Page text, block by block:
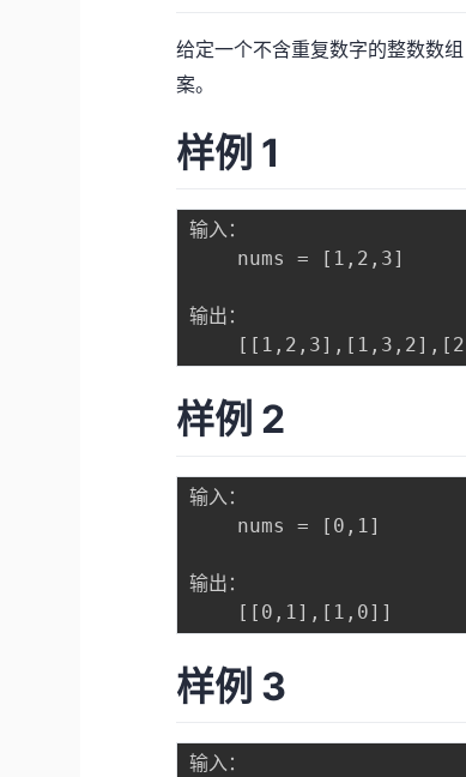
给定一个不含重复数字的整数数组
案。
样例 1
输入：
输出：
样例 2
输入：
输出：
样例 3
输入：